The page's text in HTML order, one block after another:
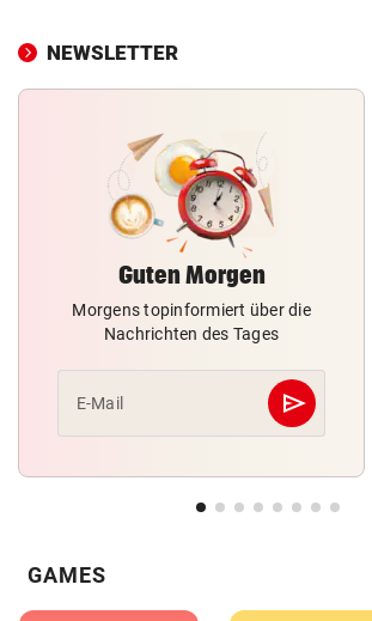
NEWSLETTER
Guten Morgen
Morgens topinformiert über die
Nachrichten des Tages
E-Mail send
Abschicken
GAMES